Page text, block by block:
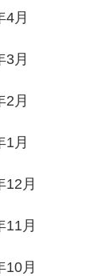
4月
3月
2月
1月
12月
11月
10月